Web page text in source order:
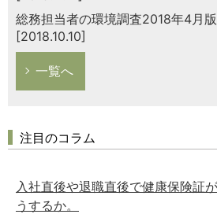
総務担当者の環境調査2018年4月版
[2018.10.10]
一覧へ
注目のコラム
入社直後や退職直後で健康保険証
うするか。